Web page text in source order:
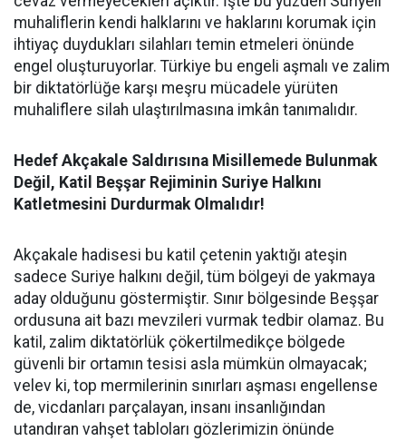
muhaliflerin kendi halklarını ve haklarını korumak için
ihtiyaç duydukları silahları temin etmeleri önünde
engel oluşturuyorlar. Türkiye bu engeli aşmalı ve zalim
bir diktatörlüğe karşı meşru mücadele yürüten
muhaliflere silah ulaştırılmasına imkân tanımalıdır.
Hedef Akçakale Saldırısına Misillemede Bulunmak
Değil, Katil Beşşar Rejiminin Suriye Halkını
Katletmesini Durdurmak Olmalıdır!
Akçakale hadisesi bu katil çetenin yaktığı ateşin
sadece Suriye halkını değil, tüm bölgeyi de yakmaya
aday olduğunu göstermiştir. Sınır bölgesinde Beşşar
ordusuna ait bazı mevzileri vurmak tedbir olamaz. Bu
katil, zalim diktatörlük çökertilmedikçe bölgede
güvenli bir ortamın tesisi asla mümkün olmayacak;
velev ki, top mermilerinin sınırları aşması engellense
de, vicdanları parçalayan, insanı insanlığından
utandıran vahşet tabloları gözlerimizin önünde